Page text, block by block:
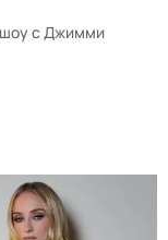
шоу с Джимми